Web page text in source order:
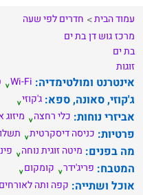
עמוד הבית
חדרים לפי שעה
מרכזגוש דןבת ים
בת ים
זוגות
אינטרנט ומולטימדיה: Wi-Fi
ג'קוזי, סאונה, ספא: ג'קוזי
אביזרי נוחות: כלי רחצה מיזוג
פרטיות: כניסה דיסקרטית
מה בפנים: מיטה זוגית נוחה
המטבח: פריג'ידר קומקום
אוכל ושתייה: קפה ותה לאורחים